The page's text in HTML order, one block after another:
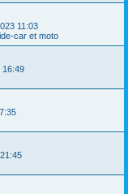
11:03
car et moto
16:49